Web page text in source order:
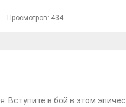
Просмотров: 434
Вступите в бой в этом